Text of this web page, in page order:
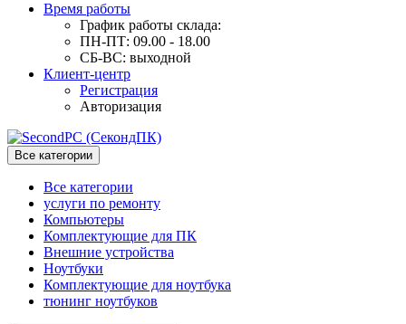
Время работы
График работы склада:
ПН-ПТ: 09.00 - 18.00
СБ-ВС: выходной
Клиент-центр
Регистрация
Авторизация
Все категории
Все категории
услуги по ремонту
Компьютеры
Комплектующие для ПК
Внешние устройства
Ноутбуки
Комплектующие для ноутбука
тюнинг ноутбуков